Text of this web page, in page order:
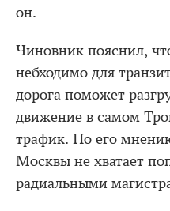
он.
Чиновник пояснил,
небходимо для
дорога поможет
движение в самом
трафик. По его
Москвы не хватает
радиальными